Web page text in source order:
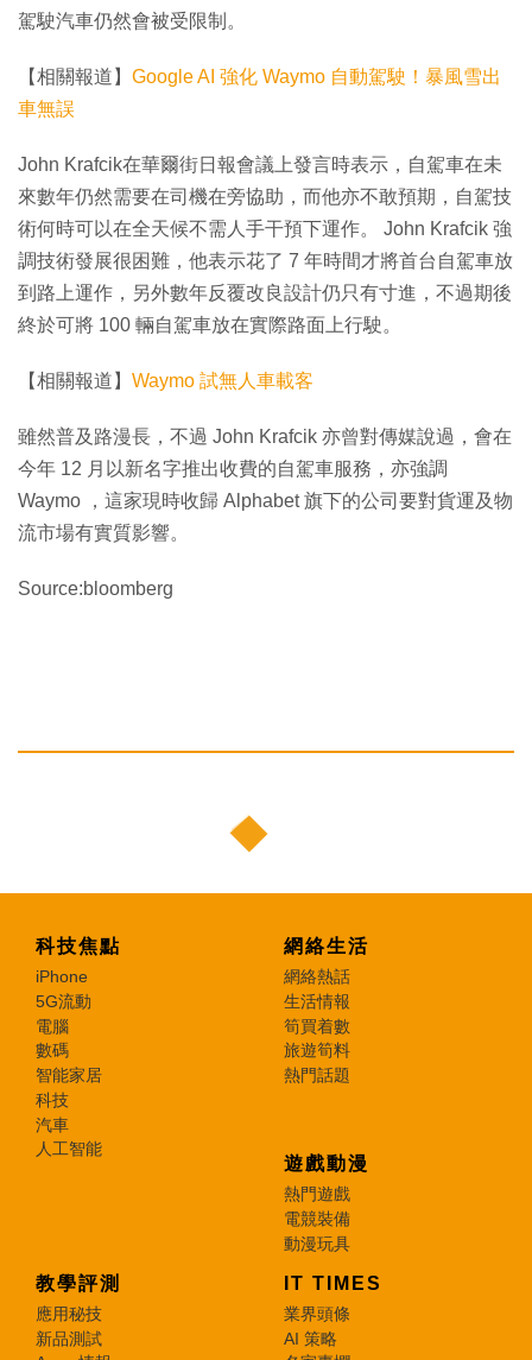
駕駛汽車仍然會被受限制。
【相關報道】 Google AI 強化 Waymo 自動駕駛！暴風雪出
車無誤
John Krafcik在華爾街日報會議上發言時表示，自駕車在未
來數年仍然需要在司機在旁協助，而他亦不敢預期，自駕技
術何時可以在全天候不需人手干預下運作。 John Krafcik 強
調技術發展很困難，他表示花了 7 年時間才將首台自駕車放
到路上運作，另外數年反覆改良設計仍只有寸進，不過期後
終於可將 100 輛自駕車放在實際路面上行駛。
【相關報道】 Waymo 試無人車載客
雖然普及路漫長，不過 John Krafcik 亦曾對傳媒說過，會在
今年 12 月以新名字推出收費的自駕車服務，亦強調
Waymo ，這家現時收歸 Alphabet 旗下的公司要對貨運及物
流市場有實質影響。
Source:bloomberg
科技焦點
iPhone
5G流動
電腦
數碼
智能家居
科技
汽車
人工智能
網絡生活
網絡熱話
生活情報
筍買着數
旅遊筍料
熱門話題
遊戲動漫
熱門遊戲
電競裝備
動漫玩具
教學評測
應用秘技
新品測試
IT TIMES
業界頭條
AI 策略